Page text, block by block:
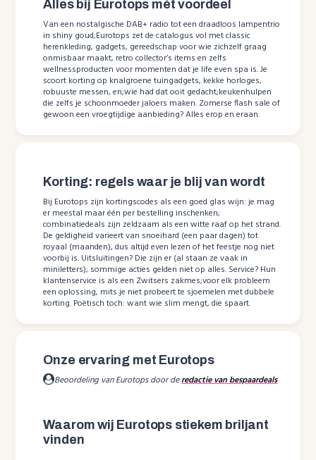
Alles bij Eurotops mét voordeel
Van een nostalgische DAB+ radio tot een draadloos lampentrio
in shiny goud;Eurotops zet de catalogus vol met classic
herenkleding, gadgets, gereedschap voor wie zichzelf graag
onmisbaar maakt, retro collector’s items en zelfs
wellnessproducten voor momenten dat je life even spa is. Je
scoort korting op knalgroene tuingadgets, kekke horloges,
robuuste messen, en;wie had dat ooit gedacht;keukenhulpen
die zelfs je schoonmoeder jaloers maken. Zomerse flash sale of
gewoon een vroegtijdige aanbieding? Alles erop en eraan.
Korting: regels waar je blij van wordt
Bij Eurotops zijn kortingscodes als een goed glas wijn: je mag
er meestal maar één per bestelling inschenken;
combinatiedeals zijn zeldzaam als een witte raaf op het strand.
De geldigheid varieert van snoeihard (een paar dagen) tot
royaal (maanden), dus altijd even lezen of het feestje nog niet
voorbij is. Uitsluitingen? Die zijn er (al staan ze vaak in
miniletters); sommige acties gelden niet op alles. Service? Hun
klantenservice is als een Zwitsers zakmes;voor elk probleem
een oplossing, mits je niet probeert te sjoemelen met dubbele
korting. Poëtisch toch: want wie slim mengt, die spaart.
Onze ervaring met Eurotops
Beoordeling van Eurotops door deredactie van bespaardeals
Waarom wij Eurotops stiekem briljant
vinden